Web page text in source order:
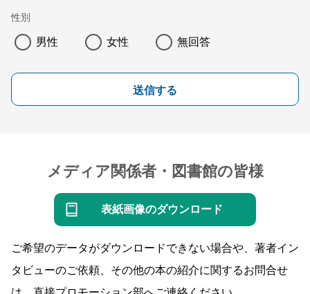
性別
男性 女性 無回答
送信する
メディア関係者・図書館の皆様
表紙画像のダウンロード
ご希望のデータがダウンロードできない場合や、著者イン
タビューのご依頼、その他の本の紹介に関するお問合せ